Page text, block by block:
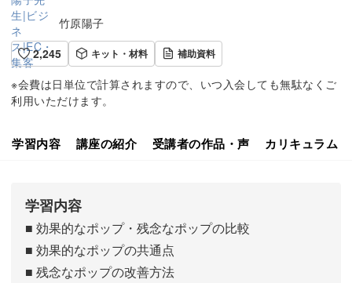
竹原陽子
2,245
キット・材料 補助資料
※会費は日単位で計算されますので、いつ入会しても無駄なくご
利用いただけます。
学習内容 講座の紹介 受講者の作品・声 カリキュラム
学習内容
■ 効果的なポップ・残念なポップの比較
■ 効果的なポップの共通点
■ 残念なポップの改善方法